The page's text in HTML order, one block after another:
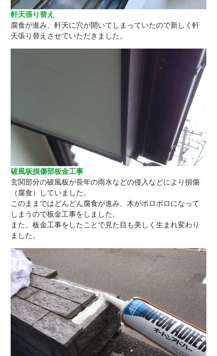
軒天張り替え
腐食が進み、軒天に穴が開いてしまっていたので新しく軒
天張り替えさせていただきました。
破風板損傷部板金工事
玄関部分の破風板が長年の雨水などの侵入などにより損傷
（腐食）していました。
このままではどんどん腐食が進み、木がボロボロになって
しまうので板金工事をしました。
また、板金工事をしたことで見た目も美しく生まれ変わり
ました。